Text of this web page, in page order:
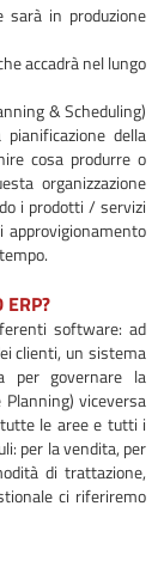
sarà in produzione
accadrà nel lungo
& Scheduling)
della
cosa produrre o
organizzazione
i prodotti / servizi
ERP?
software: ad
clienti, un sistema
per governare la
viceversa
le aree e tutti i
per la vendita, per
di trattazione,
ci riferiremo